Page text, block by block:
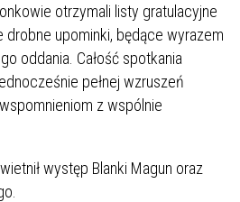
otrzymali listy gratulacyjne
drobne upominki, będące wyrazem
oddania. Całość spotkania
pełnej wzruszeń
z wspólnie
występ Blanki Magun oraz